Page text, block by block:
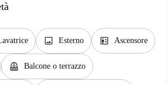
image Esterno elevator Ascensore
balcony Balcone o terrazzo